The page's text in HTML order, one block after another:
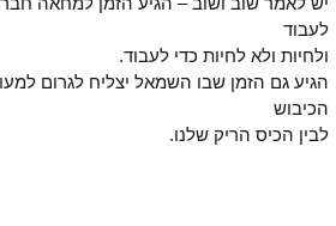
לעבוד
ולחיות ולא לחיות כדי לעבוד.
הגיע גם הזמן שבו השמאל יצליח לגרום
הכיבוש
לבין הכיס הריק שלנו.